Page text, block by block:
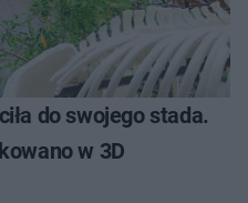
do swojego stada.
w 3D